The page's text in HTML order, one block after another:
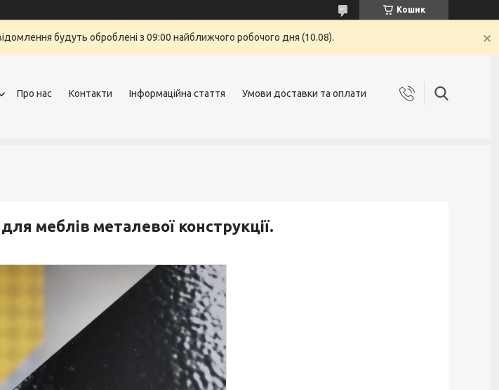
Кошик
будуть оброблені з 09:00 найближчого робочого дня (10.08).
Про нас Контакти Інформаційна стаття Умови доставки та оплати
меблів металевої конструкції.